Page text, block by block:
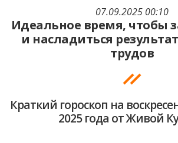
07.09.2025 00:10
Идеальное время, чтобы
и насладиться
трудов
Краткий гороскоп на
2025 года от Живой